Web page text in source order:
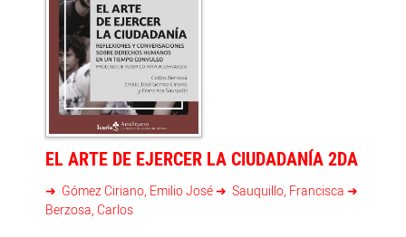
EL ARTE DE EJERCER LA CIUDADANÍA 2DA
Gómez Ciriano, Emilio José
Sauquillo, Francisca
Berzosa, Carlos